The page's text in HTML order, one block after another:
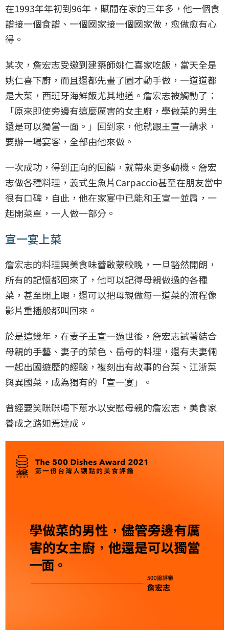
在1993年年初到96年，賦閒在家的三年多，他一個食
譜接一個食譜、一個國家接一個國家做，愈做愈有心
得。
某次，詹宏志受邀到建築師姚仁喜家吃飯，當天全是
姚仁喜下廚，而且還都先畫了圖才動手做，一道道都
是大菜，西班牙海鮮飯尤其地道。詹宏志被觸動了：
「原來即使旁邊有這麼厲害的女主廚，學做菜的男生
還是可以獨當一面。」回到家，他就跟王宣一請求，
要辦一場宴客，全部由他來做。
一次成功，得到正向的回饋，就帶來更多動機。詹宏
志做各種料理，義式生魚片Carpaccio甚至在朋友當中
很有口碑，自此，他在家宴中已能和王宣一並肩，一
起開菜單，一人做一部分。
宣一宴上菜
詹宏志的料理與美食味蕾啟蒙較晚，一旦豁然開朗，
所有的記憶都回來了，他可以記得母親做過的各種
菜，甚至閉上眼，還可以把母親做每一道菜的流程像
影片重播般都叫回來。
於是這幾年，在妻子王宣一過世後，詹宏志試著結合
母親的手藝、妻子的菜色、岳母的料理，還有夫妻倆
一起出國遊歷的經驗，複刻出有故事的台菜、江浙菜
與異國菜，成為獨有的「宣一宴」。
曾經要笑咪咪喝下蔥水以安慰母親的詹宏志，美食家
養成之路如焉達成。